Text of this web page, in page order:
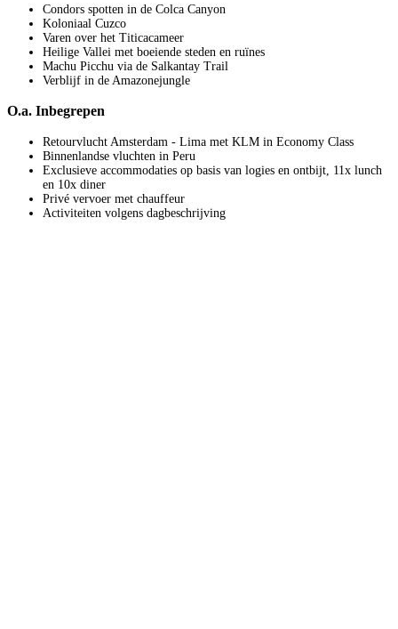
Condors spotten in de Colca Canyon
Koloniaal Cuzco
Varen over het Titicacameer
Heilige Vallei met boeiende steden en ruïnes
Machu Picchu via de Salkantay Trail
Verblijf in de Amazonejungle
O.a. Inbegrepen
Retourvlucht Amsterdam - Lima met KLM in Economy Class
Binnenlandse vluchten in Peru
Exclusieve accommodaties op basis van logies en ontbijt, 11x lunch
en 10x diner
Privé vervoer met chauffeur
Activiteiten volgens dagbeschrijving